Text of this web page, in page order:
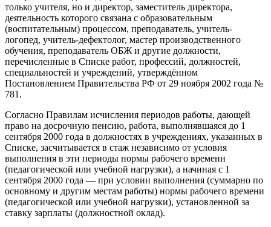
только учителя, но и директор, заместитель директора,
деятельность которого связана с образовательным
(воспитательным) процессом, преподаватель, учитель-
логопед, учитель-дефектолог, мастер производственного
обучения, преподаватель ОБЖ и другие должности,
перечисленные в Списке работ, профессий, должностей,
специальностей и учреждений, утверждённом
Постановлением Правительства РФ от 29 ноября 2002 года №
781.
Согласно Правилам исчисления периодов работы, дающей
право на досрочную пенсию, работа, выполнявшаяся до 1
сентября 2000 года в должностях в учреждениях, указанных в
Списке, засчитывается в стаж независимо от условия
выполнения в эти периоды нормы рабочего времени
(педагогической или учебной нагрузки), а начиная с 1
сентября 2000 года — при условии выполнения (суммарно по
основному и другим местам работы) нормы рабочего времени
(педагогической или учебной нагрузки), установленной за
ставку зарплаты (должностной оклад).